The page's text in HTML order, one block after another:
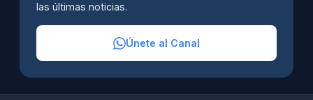
las últimas noticias.
Únete al Canal